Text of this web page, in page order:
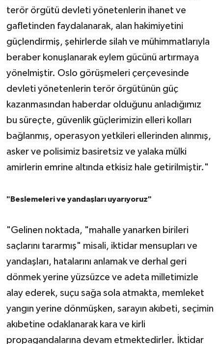
terör örgütü devleti yönetenlerin ihanet ve
gafletinden faydalanarak, alan hakimiyetini
güçlendirmiş, şehirlerde silah ve mühimmatlarıyla
beraber konuşlanarak eylem gücünü artırmaya
yönelmiştir. Oslo görüşmeleri çerçevesinde
devleti yönetenlerin terör örgütünün güç
kazanmasından haberdar olduğunu anladığımız
bu süreçte, güvenlik güçlerimizin elleri kolları
bağlanmış, operasyon yetkileri ellerinden alınmış,
asker ve polisimiz basiretsiz ve yalaka mülki
amirlerin emrine altında etkisiz hale getirilmiştir."
"Beslemeleri ve yandaşları uyarıyoruz"
"Gelinen noktada, "mahalle yanarken birileri
saçlarını tararmış" misali, iktidar mensupları ve
yandaşları, hatalarını anlamak ve derhal geri
dönmek yerine yüzsüzce ve adeta milletimizle
alay ederek, suçu sağa sola atmakta, memleket
yangın yerine dönmüşken, sarayın akıbeti, seçimin
akıbetine odaklanarak kara ve kirli
propagandalarına devam etmektedirler. İktidar